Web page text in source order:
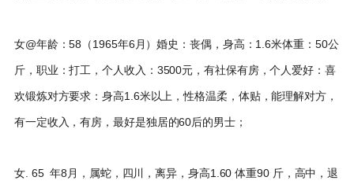
女@年龄：58（1965年6月）婚史：丧偶，身高：1.6米体重：50公
斤，职业：打工，个人收入：3500元，有社保有房，个人爱好：喜
欢锻炼对方要求：身高1.6米以上，性格温柔，体贴，能理解对方，
有一定收入，有房，最好是独居的60后的男士；
女. 65 年8月，属蛇，四川，离异，身高1.60 体重90 斤，高中，退